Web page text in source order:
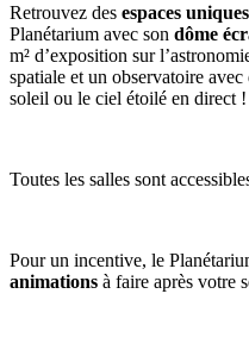
Retrouvez des espaces uniques
Planétarium avec son dôme
m² d’exposition sur
spatiale et un observatoire
soleil ou le ciel étoilé en direct !
Toutes les salles sont
Pour un incentive, le
animations à faire après votre